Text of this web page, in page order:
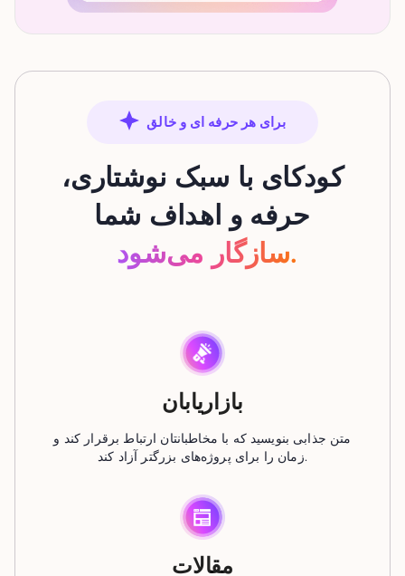
برای هر حرفه ای و خالق
کودکای با سبک نوشتاری،
حرفه و اهداف شما
سازگار می‌شود.
بازاریابان
متن جذابی بنویسید که با مخاطبانتان ارتباط برقرار کند و
زمان را برای پروژه‌های بزرگتر آزاد کند.
مقالات